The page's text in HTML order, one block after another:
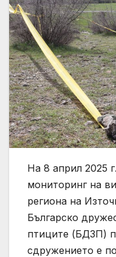
На 8 април 2025
мониторинг на
региона на
Българско
птиците (БДЗП)
сдружението е